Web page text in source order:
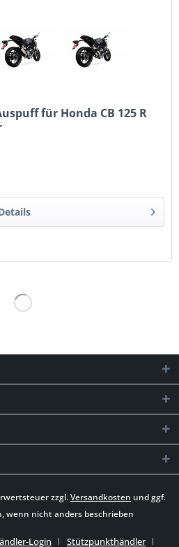
für Honda CB 125 R
zzgl.Versandkosten und ggf.
wenn nicht anders beschrieben
Login Stützpunkthändler